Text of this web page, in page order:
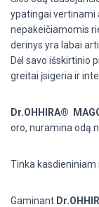
ypatingai vertinami
nepakeičiamomis
derinys yra labai
Dėl savo išskirtinio
greitai įsigeria ir
Dr.OHHIRA®
oro, nuramina odą
Tinka kasdieniniam
Gaminant